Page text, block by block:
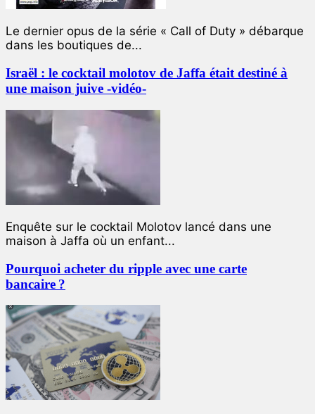
Le dernier opus de la série « Call of Duty » débarque
dans les boutiques de...
Israël : le cocktail molotov de Jaffa était destiné à
une maison juive -vidéo-
Enquête sur le cocktail Molotov lancé dans une
maison à Jaffa où un enfant...
Pourquoi acheter du ripple avec une carte
bancaire ?